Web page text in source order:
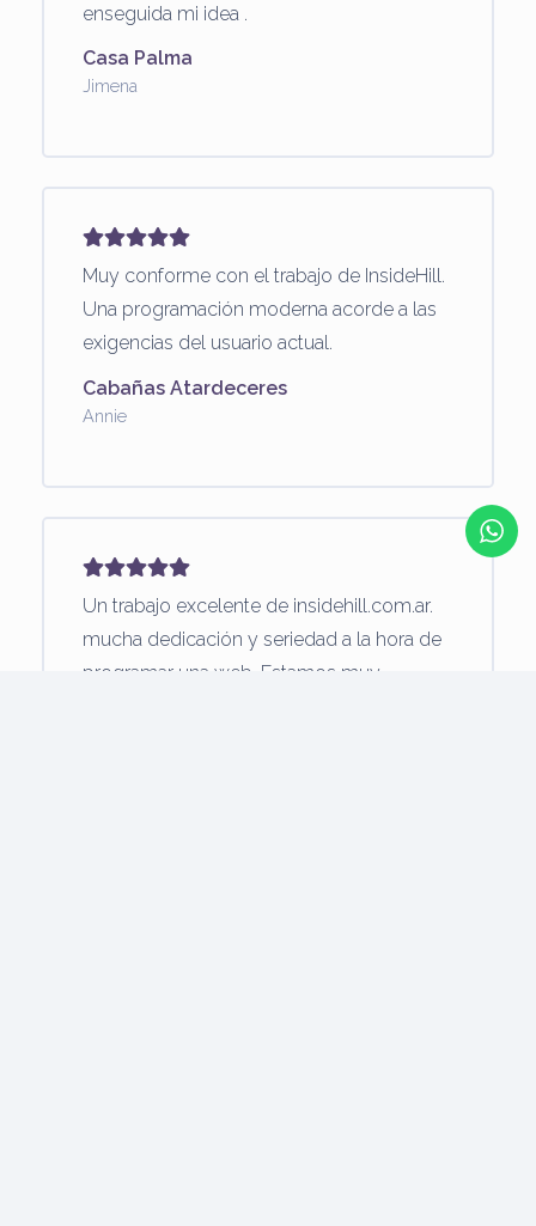
enseguida mi idea .
Casa Palma
Jimena
Muy conforme con el trabajo de InsideHill.
Una programación moderna acorde a las
exigencias del usuario actual.
Cabañas Atardeceres
Annie
Un trabajo excelente de insidehill.com.ar.
mucha dedicación y seriedad a la hora de
programar una web. Estamos muy